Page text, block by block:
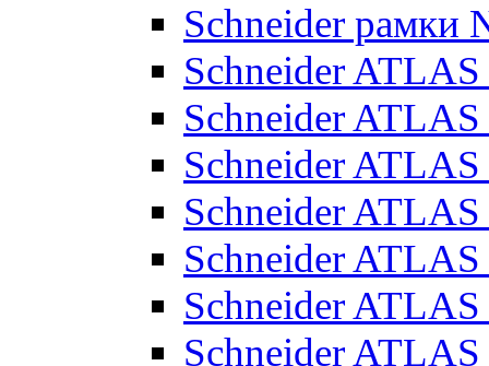
Schneider рамки
Schneider
Schneider
Schneider
Schneider
Schneider
Schneider
Schneider